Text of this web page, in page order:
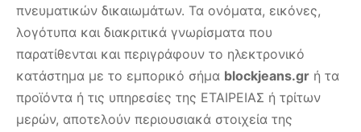
πνευματικών δικαιωμάτων. Τα ονόματα, εικόνες,
λογότυπα και διακριτικά γνωρίσματα που
παρατίθενται και περιγράφουν το ηλεκτρονικό
κατάστημα με το εμπορικό σήμα blockjeans.gr ή τα
προϊόντα ή τις υπηρεσίες της ΕΤΑΙΡΕΙΑΣ ή τρίτων
μερών, αποτελούν περιουσιακά στοιχεία της